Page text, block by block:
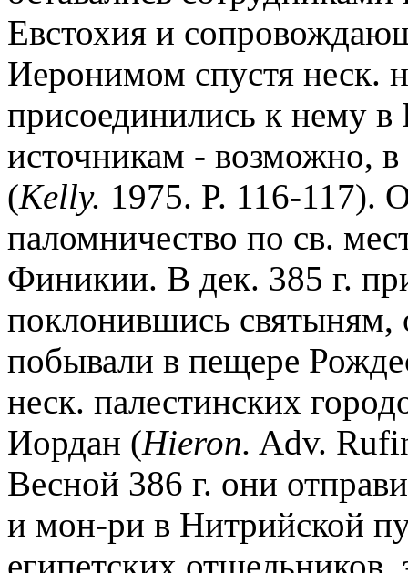
Евстохия и
Иеронимом спустя неск.
присоединились к нему
источникам - возможно,
(Kelly. 1975. P. 116-117).
паломничество по св.
Финикии. В дек. 385 г.
поклонившись святыням,
побывали в пещере
неск. палестинских
Иордан (Hieron. Adv.
Весной 386 г. они
и мон-ри в Нитрийской
египетских